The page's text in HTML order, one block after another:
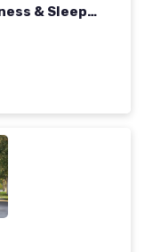
& Sleep
Water-